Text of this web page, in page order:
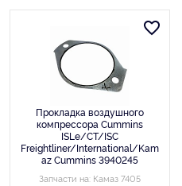
Прокладка воздушного
компрессора Cummins
ISLe/CT/ISC
Freightliner/International/Kam
az Cummins 3940245
Запчасти на: Камаз 7405